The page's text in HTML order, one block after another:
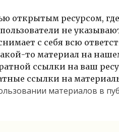
открытым ресурсом,
не
с себя всю
то материал на
ссылки на ваш
ссылки на
материалов в